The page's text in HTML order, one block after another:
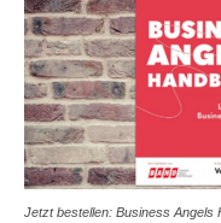
Jetzt bestellen: Business Angels